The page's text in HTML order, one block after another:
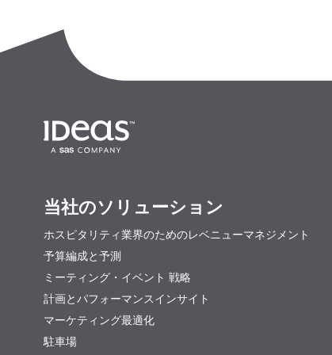
当社のソリューション
ホスピタリティ業界のためのレベニューマネジメント
予算編成と予測
ミーティング・イベント 戦略
計画とパフォーマンスインサイト
マーケティング最適化
駐車場